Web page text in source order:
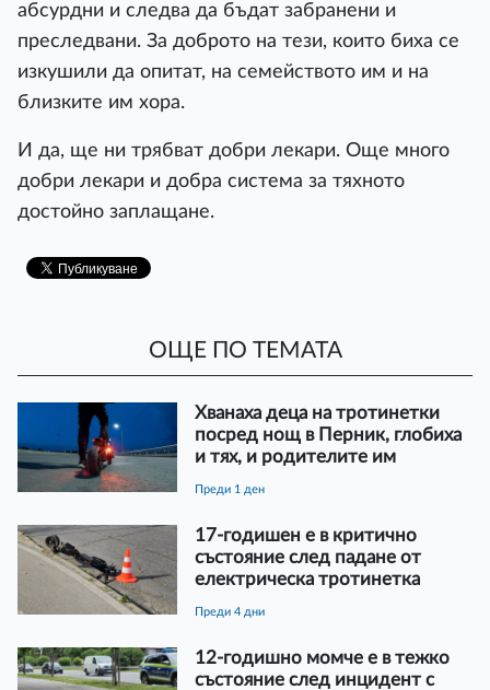
абсурдни и следва да бъдат забранени и
преследвани. За доброто на тези, които биха се
изкушили да опитат, на семейството им и на
близките им хора.
И да, ще ни трябват добри лекари. Още много
добри лекари и добра система за тяхното
достойно заплащане.
ОЩЕ ПО ТЕМАТА
Хванаха деца на тротинетки
посред нощ в Перник, глобиха
и тях, и родителите им
преди 1 ден
17-годишен е в критично
състояние след падане от
електрическа тротинетка
преди 4 дни
12-годишно момче е в тежко
състояние след инцидент с